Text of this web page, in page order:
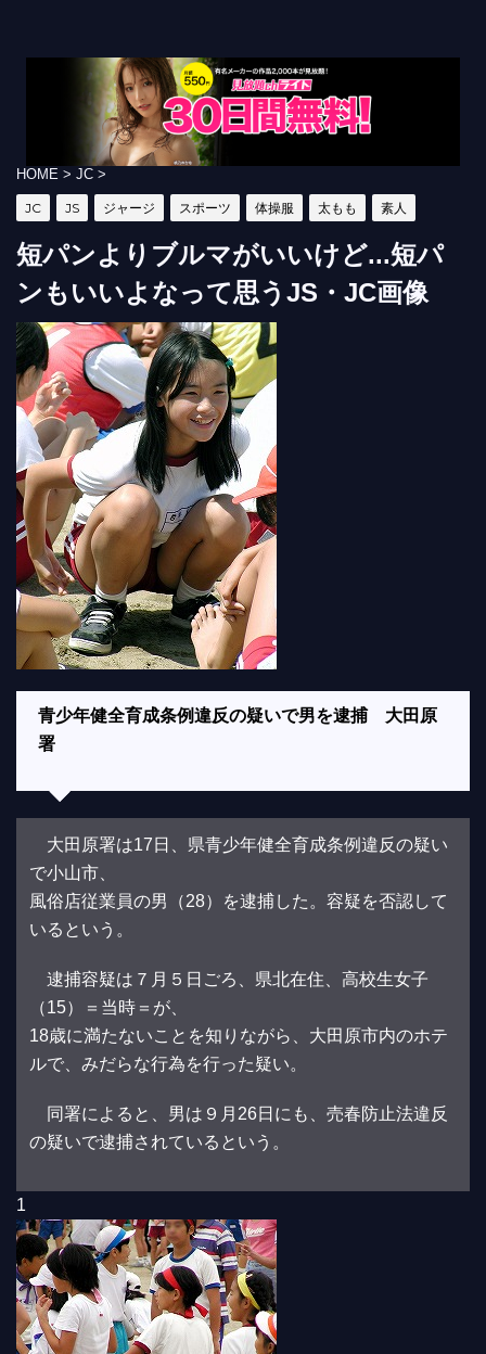
HOME > JC >
JC JS ジャージ スポーツ 体操服 太もも 素人
短パンよりブルマがいいけど...短パ
ンもいいよなって思うJS・JC画像
青少年健全育成条例違反の疑いで男を逮捕 大田原
署
大田原署は17日、県青少年健全育成条例違反の疑い
で小山市、
風俗店従業員の男（28）を逮捕した。容疑を否認して
いるという。
逮捕容疑は７月５日ごろ、県北在住、高校生女子
（15）＝当時＝が、
18歳に満たないことを知りながら、大田原市内のホテ
ルで、みだらな行為を行った疑い。
同署によると、男は９月26日にも、売春防止法違反
の疑いで逮捕されているという。
1